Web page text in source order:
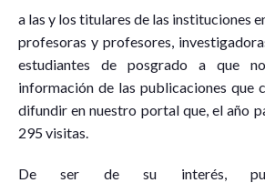
a las y los titulares de las instituciones
profesoras y profesores,
estudiantes de posgrado a que
información de las publicaciones que
difundir en nuestro portal que, el año
295 visitas.
De ser de su interés,